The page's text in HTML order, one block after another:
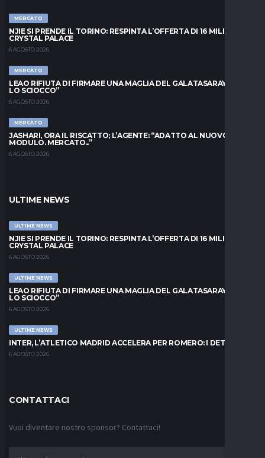
MERCATO
NJIE SI PRENDE IL TORINO: RESPINTA L’OFFERTA DI 16 MILIONI DAL
CRYSTAL PALACE
6 AGOSTO 2026
MERCATO
LEAO RIFIUTA DI FIRMARE UNA MAGLIA DEL GALATASARAY: “FAI
LO SCIOCCO”
6 AGOSTO 2026
MERCATO
JASHARI, ORA IL RISCATTO; L’AGENTE: “ADATTO AL NUOVO
MODULO. MERCATO..”
6 AGOSTO 2026
ULTIME NEWS
ULTIME NEWS
NJIE SI PRENDE IL TORINO: RESPINTA L’OFFERTA DI 16 MILIONI DAL
CRYSTAL PALACE
6 AGOSTO 2026
ULTIME NEWS
LEAO RIFIUTA DI FIRMARE UNA MAGLIA DEL GALATASARAY: “FAI
LO SCIOCCO”
6 AGOSTO 2026
ULTIME NEWS
INTER, L’ATLETICO MADRID ACCELERA PER ROMERO: I DETTAGLI
6 AGOSTO 2026
CONTATTACI
Vuoi diventare nostro sponsor? Contattaci!